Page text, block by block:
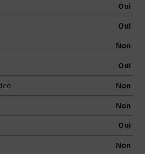
Oui
Oui
Non
Oui
Non
Non
Oui
Non